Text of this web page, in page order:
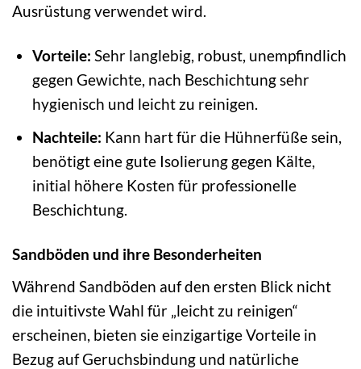
Ausrüstung verwendet wird.
Vorteile: Sehr langlebig, robust, unempfindlich
gegen Gewichte, nach Beschichtung sehr
hygienisch und leicht zu reinigen.
Nachteile: Kann hart für die Hühnerfüße sein,
benötigt eine gute Isolierung gegen Kälte,
initial höhere Kosten für professionelle
Beschichtung.
Sandböden und ihre Besonderheiten
Während Sandböden auf den ersten Blick nicht
die intuitivste Wahl für „leicht zu reinigen“
erscheinen, bieten sie einzigartige Vorteile in
Bezug auf Geruchsbindung und natürliche